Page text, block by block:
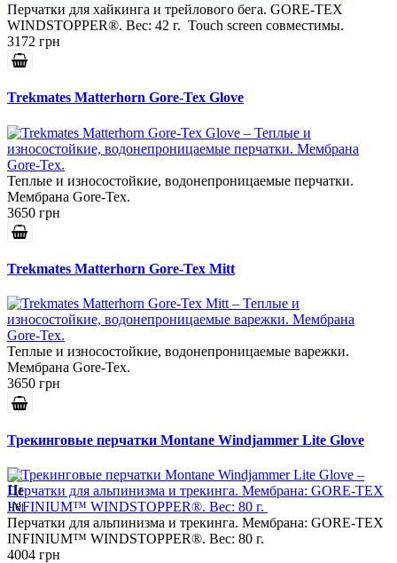
Перчатки для хайкинга и трейлового бега. GORE-TEX
WINDSTOPPER®. Вес: 42 г. Touch screen совместимы.
3172 грн
Trekmates Matterhorn Gore-Tex Glove
Теплые и износостойкие, водонепроницаемые перчатки.
Мембрана Gore-Tex.
3650 грн
Trekmates Matterhorn Gore-Tex Mitt
Теплые и износостойкие, водонепроницаемые варежки.
Мембрана Gore-Tex.
3650 грн
Трекинговые перчатки Montane Windjammer Lite Glove
Перчатки для альпинизма и трекинга. Мембрана: GORE-TEX
INFINIUM™ WINDSTOPPER®. Вес: 80 г.
4004 грн